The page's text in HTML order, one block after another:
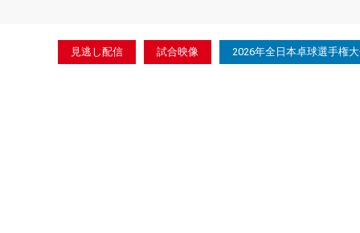
見逃し配信 試合映像 2026年全日本卓球選手権